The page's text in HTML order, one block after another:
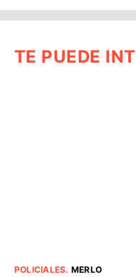
TE PUEDE
POLICIALES. MERLO